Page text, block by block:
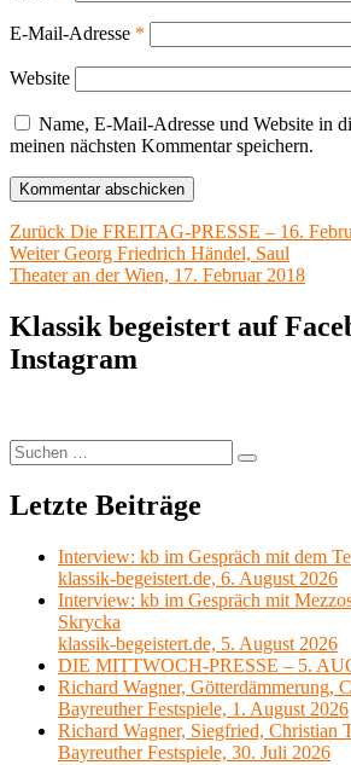
E-Mail-Adresse *
Website
Name, E-Mail-Adresse und Website in
meinen nächsten Kommentar speichern.
Beitragsnavigation
Zurück Vorheriger
Beitrag:
Die FREITAG-PRESSE – 16.
Weiter Nächster
Beitrag:
Georg Friedrich Händel, Saul
Theater an der Wien, 17. Februar 2018
Klassik begeistert auf
Instagram
Suchen
nach:
Suchen
Letzte Beiträge
Interview: kb im Gespräch mit dem
klassik-begeistert.de, 6. August 2026
Interview: kb im Gespräch mit
Skrycka
klassik-begeistert.de, 5. August 2026
DIE MITTWOCH-PRESSE – 5.
Richard Wagner, Götterdämmerung,
Bayreuther Festspiele, 1. August 2026
Richard Wagner, Siegfried, Christian
Bayreuther Festspiele, 30. Juli 2026